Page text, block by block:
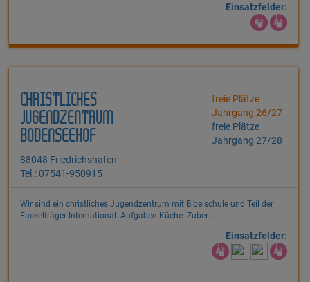
Einsatzfelder:
CHRISTLICHES
JUGENDZENTRUM
BODENSEEHOF
88048 Friedrichshafen
Tel.: 07541-950915
freie Plätze
Jahrgang 26/27
freie Plätze
Jahrgang 27/28
Wir sind ein christliches Jugend­zentrum mit Bibel­schule und Teil der
Fackel­träger Inter­national. Aufgaben Küche: Zuber...
Einsatzfelder: